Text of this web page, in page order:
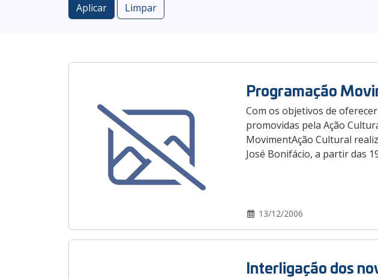
Aplicar Limpar
Programação
Com os objetivos de
promovidas pela Ação
MovimentAção Cultural
José Bonifácio, a partir das
13/12/2006
Interligação dos